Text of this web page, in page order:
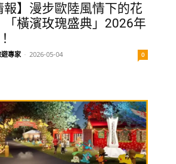
報】漫步歐陸風情下的花
「橫濱玫瑰盛典」2026年
專家 - 2026-05-04 0